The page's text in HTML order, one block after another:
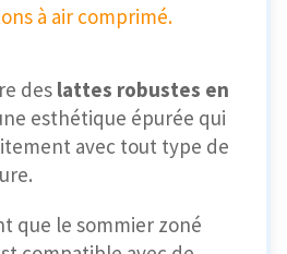
à air comprimé.
des lattes robustes en
esthétique épurée qui
avec tout type de
que le sommier zoné